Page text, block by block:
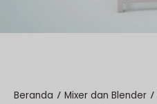
Beranda / Mixer dan Blender /